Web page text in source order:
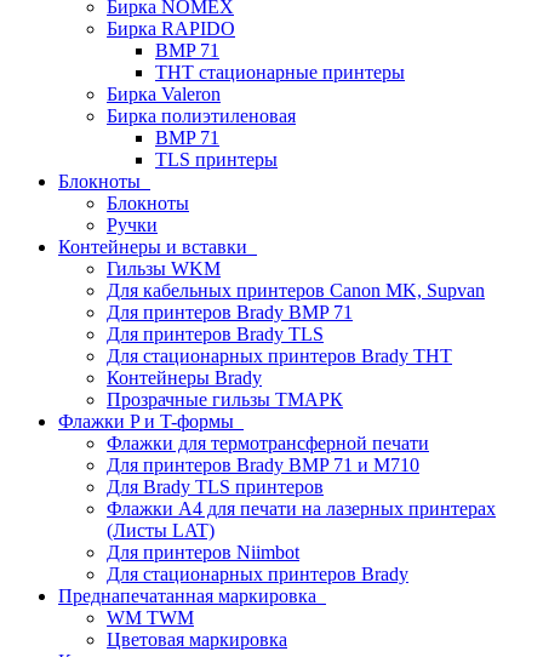
Бирка NOMEX
Бирка RAPIDO
BMP 71
THT стационарные принтеры
Бирка Valeron
Бирка полиэтиленовая
BMP 71
TLS принтеры
Блокноты
Блокноты
Ручки
Контейнеры и вставки
Гильзы WKM
Для кабельных принтеров Canon MK, Supvan
Для принтеров Brady BMP 71
Для принтеров Brady TLS
Для стационарных принтеров Brady THT
Контейнеры Brady
Прозрачные гильзы ТМАРК
Флажки P и T-формы
Флажки для термотрансферной печати
Для принтеров Brady BMP 71 и M710
Для Brady TLS принтеров
Флажки A4 для печати на лазерных принтерах
(Листы LAT)
Для принтеров Niimbot
Для стационарных принтеров Brady
Преднапечатанная маркировка
WM TWM
Цветовая маркировка